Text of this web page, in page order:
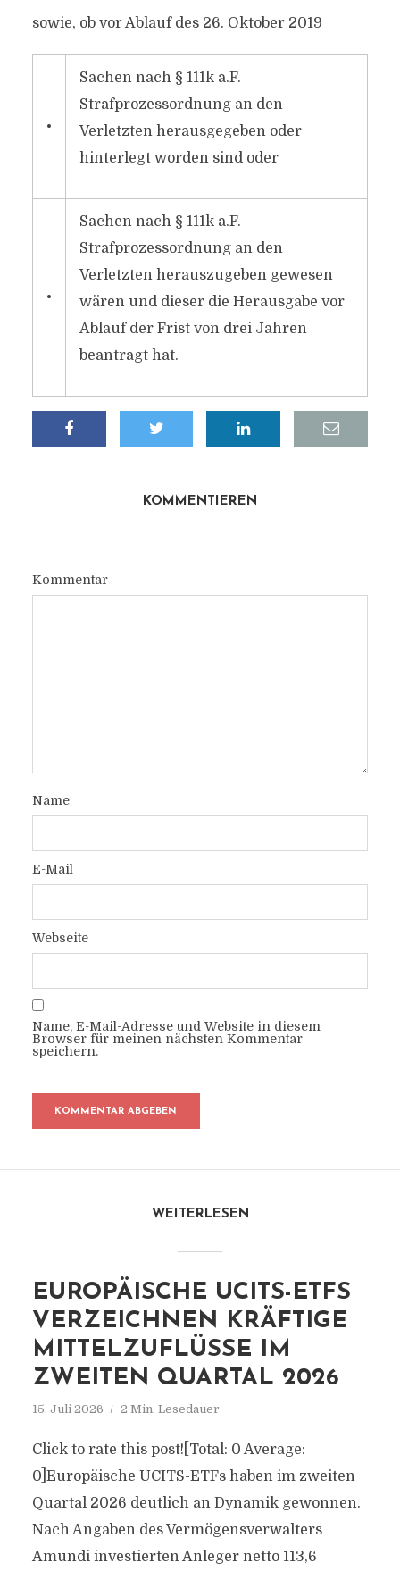
sowie, ob vor Ablauf des 26. Oktober 2019
•
Sachen nach § 111k a.F.
Strafprozessordnung an den
Verletzten herausgegeben oder
hinterlegt worden sind oder
•
Sachen nach § 111k a.F.
Strafprozessordnung an den
Verletzten herauszugeben gewesen
wären und dieser die Herausgabe vor
Ablauf der Frist von drei Jahren
beantragt hat.
KOMMENTIEREN
Kommentar
Name
E-Mail
Webseite
Name, E-Mail-Adresse und Website in diesem
Browser für meinen nächsten Kommentar
speichern.
WEITERLESEN
EUROPÄISCHE UCITS-ETFS
VERZEICHNEN KRÄFTIGE
MITTELZUFLÜSSE IM
ZWEITEN QUARTAL 2026
15. Juli 2026 2 Min. Lesedauer
Click to rate this post![Total: 0 Average:
0]Europäische UCITS-ETFs haben im zweiten
Quartal 2026 deutlich an Dynamik gewonnen.
Nach Angaben des Vermögensverwalters
Amundi investierten Anleger netto 113,6